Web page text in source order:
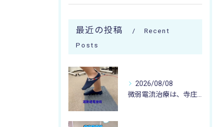
最近の投稿
Recent
Posts
2026/08/08